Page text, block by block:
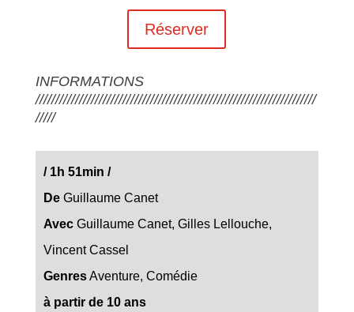
Réserver
INFORMATIONS
///////////////////////////////////////////////////////////////////////
/////
/ 1h 51min /
DeGuillaume Canet
AvecGuillaume Canet, Gilles Lellouche,
Vincent Cassel
GenresAventure, Comédie
à partir de 10 ans